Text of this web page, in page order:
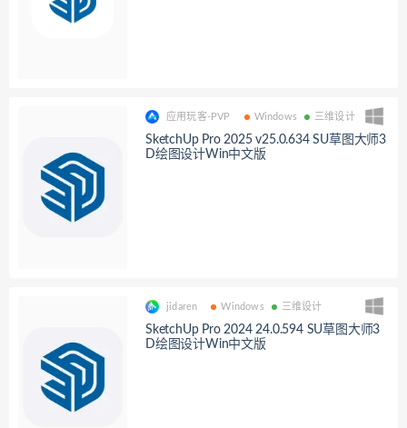
应用玩客-PVP Windows 三维设计
SketchUp Pro 2025 v25.0.634 SU草图大师3
D绘图设计Win中文版
jidaren Windows 三维设计
SketchUp Pro 2024 24.0.594 SU草图大师3
D绘图设计Win中文版